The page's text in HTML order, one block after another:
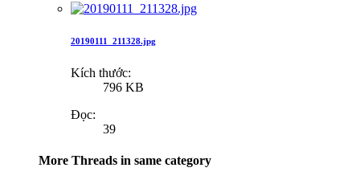
20190111_211328.jpg
Kích thước:
796 KB
Đọc:
39
More Threads in same category